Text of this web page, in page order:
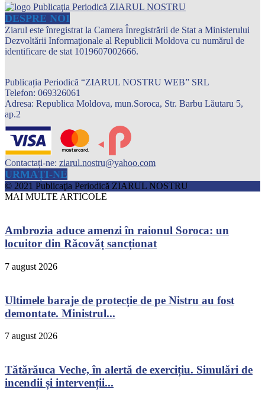
DESPRE NOI
Ziarul este înregistrat la Camera Înregistrării de Stat a Ministerului
Dezvoltării Informaţionale al Republicii Moldova cu numărul de
identificare de stat 1019607002666.
Publicația Periodică “ZIARUL NOSTRU WEB” SRL
Telefon: 069326061
Adresa: Republica Moldova, mun.Soroca, Str. Barbu Lăutaru 5,
ap.2
Contactați-ne: ziarul.nostru@yahoo.com
URMAȚI-NE
© 2021 Publicaţia Periodică ZIARUL NOSTRU
MAI MULTE ARTICOLE
Ambrozia aduce amenzi în raionul Soroca: un
locuitor din Răcovăț sancționat
7 august 2026
Ultimele baraje de protecție de pe Nistru au fost
demontate. Ministrul...
7 august 2026
Tătărăuca Veche, în alertă de exercițiu. Simulări de
incendii și intervenții...